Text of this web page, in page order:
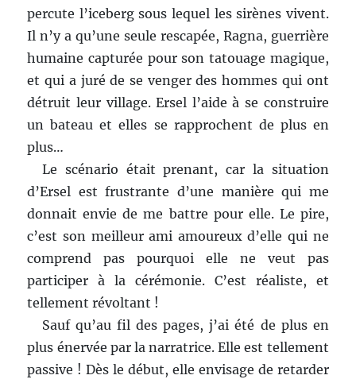
percute l’iceberg sous lequel les sirènes vivent.
Il n’y a qu’une seule rescapée, Ragna, guerrière
humaine capturée pour son tatouage magique,
et qui a juré de se venger des hommes qui ont
détruit leur village. Ersel l’aide à se construire
un bateau et elles se rapprochent de plus en
plus…
Le scénario était prenant, car la situation
d’Ersel est frustrante d’une manière qui me
donnait envie de me battre pour elle. Le pire,
c’est son meilleur ami amoureux d’elle qui ne
comprend pas pourquoi elle ne veut pas
participer à la cérémonie. C’est réaliste, et
tellement révoltant !
Sauf qu’au fil des pages, j’ai été de plus en
plus énervée par la narratrice. Elle est tellement
passive ! Dès le début, elle envisage de retarder